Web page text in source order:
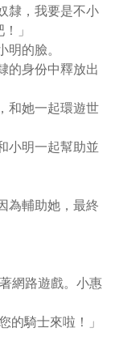
隸，我要是不小
」
的臉。
的身份中釋放出
和她一起環遊世
小明一起幫助並
為輔助她，最終
網路遊戲。小惠
的騎士來啦！」